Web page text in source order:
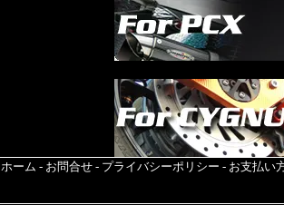
ホーム - お問合せ - プライバシーポリシー - お支払い